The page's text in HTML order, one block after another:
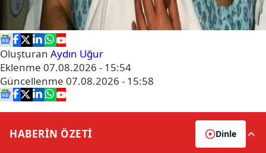
Oluşturan Aydın Uğur
Eklenme 07.08.2026 - 15:54
Güncellenme 07.08.2026 - 15:58
HABERİN ÖZETİ Dinle